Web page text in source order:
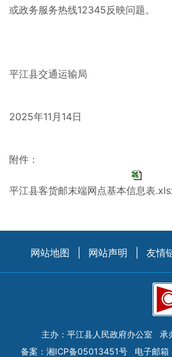
或政务服务热线12345反映问题。
平江县交通运输局
2025年11月14日
附件：
平江县客货邮末端网点基本信息表
网站地图 网站声明 友情
主办：平江县人民政府办公室
承
备案： 湘ICP备05013451号 电子邮箱